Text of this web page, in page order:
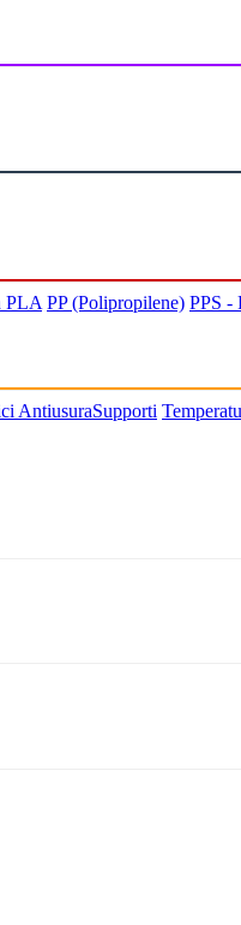
PLA PP (Polipropilene) PPS -
AntiusuraSupporti